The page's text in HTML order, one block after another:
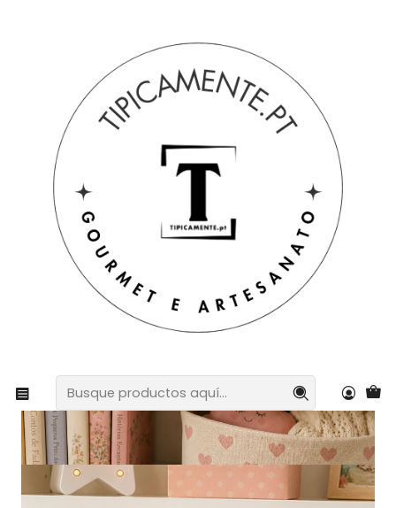
Sugerencias de regalos Sugerencias de regalos
Hucha hecha a mano y pintada a mano.